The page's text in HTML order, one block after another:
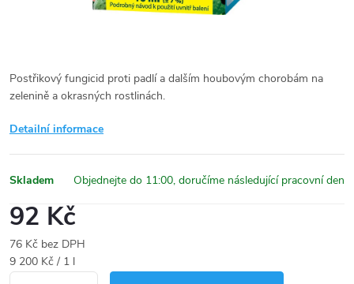
Postřikový fungicid proti padlí a dalším houbovým chorobám na
zelenině a okrasných rostlinách.
Detailní informace
Skladem
92 Kč
76 Kč bez DPH
Měrná
9 200 Kč / 1 l